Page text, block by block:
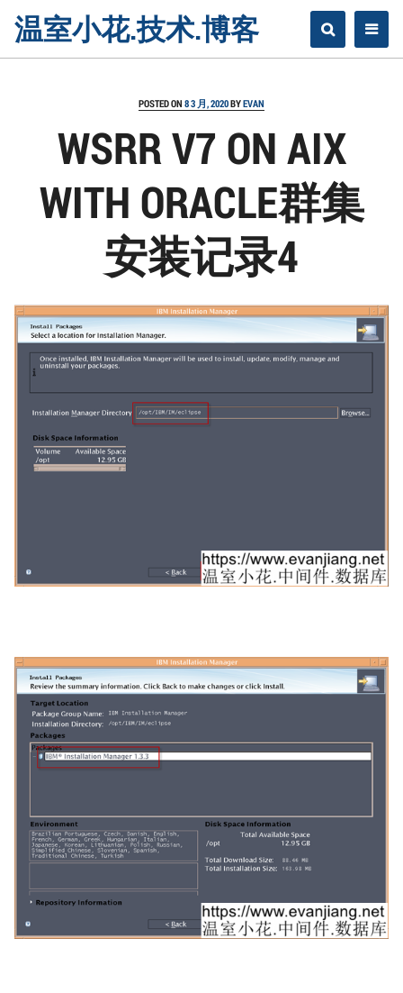
温室小花.技术.博客
POSTED ON 8 3 月, 2020BYEVAN
WSRR V7 ON AIX
WITH ORACLE群集
安装记录4